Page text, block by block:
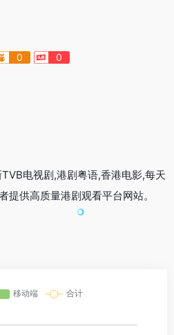
0 0
电视剧,港剧粤语,香港电影,每天
提供高质量港剧观看平台网站。